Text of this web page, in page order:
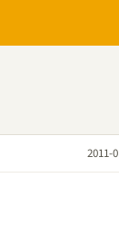
2011-